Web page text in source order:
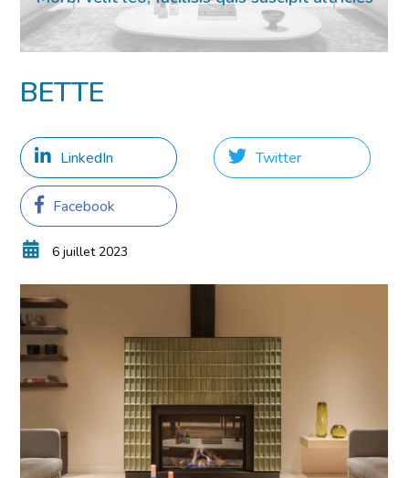
BETTE
LinkedIn Twitter
Facebook
6 juillet 2023